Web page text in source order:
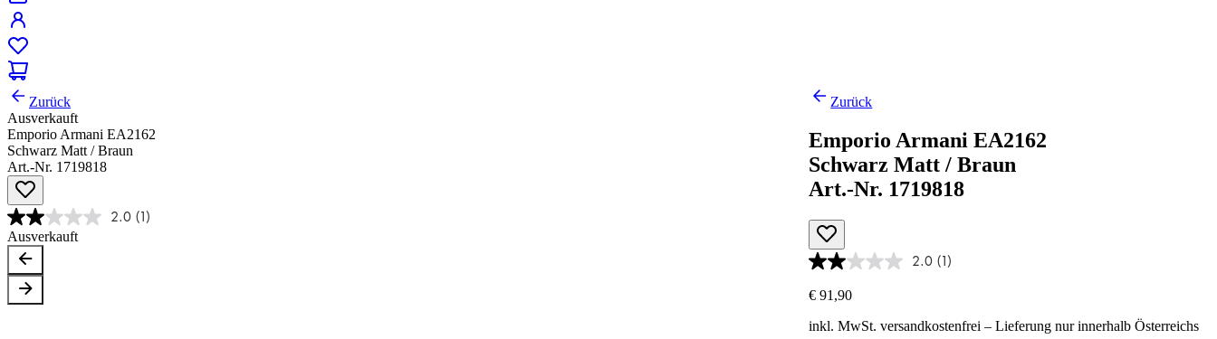
Zurück
Ausverkauft
Emporio Armani EA2162
Schwarz Matt / Braun
Art.-Nr. 1719818
2.0 (1)
Ausverkauft
Zurück
Emporio Armani EA2162
Schwarz Matt / Braun
Art.-Nr. 1719818
2.0 (1)
€ 91,90
inkl. MwSt.versandkostenfrei – Lieferung nur innerhalb Österreichs